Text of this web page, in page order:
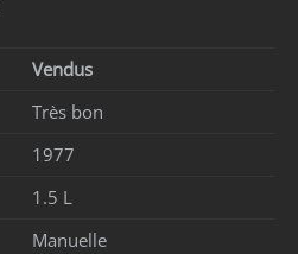
Vendus
Très bon
1977
1.5 L
Manuelle